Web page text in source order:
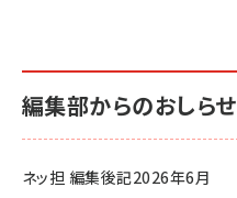
編集部からのおしらせ
ネッ担 編集後記2026年6月